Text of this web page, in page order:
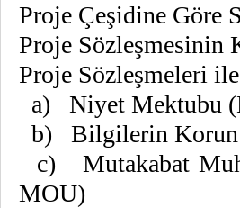
Proje Çeşidine Göre
Proje Sözleşmesinin
Proje Sözleşmeleri
a) Niyet Mektubu
b) Bilgilerin
c) Mutakabat
MOU)